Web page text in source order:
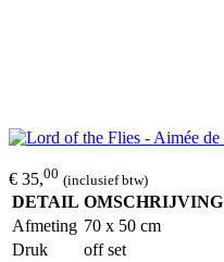
€ 35,00 (inclusief btw)
DETAIL OMSCHRIJVING
Afmeting 70 x 50 cm
Druk
off set